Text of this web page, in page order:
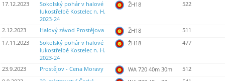
17.12.2023
Sokolský pohár v halové
lukostřelbě Kostelec n. H.
2023-24
ŽH18 522
2.12.2023 Halový závod Prostějova ŽH18
511
17.11.2023
Sokolský pohár v halové
lukostřelbě Kostelec n. H.
2023-24
ŽH18 477
23.9.2023 Prostějov - Cena Moravy WA 720 40m 30m
512